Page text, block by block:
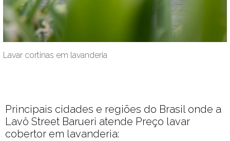
Lavar cortinas em lavanderia
Principais cidades e regiões do Brasil onde a
Lavô Street Barueri atende Preço lavar
cobertor em lavanderia: